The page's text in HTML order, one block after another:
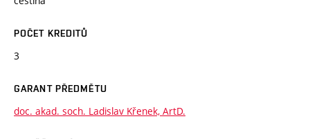
POČET KREDITŮ
3
GARANT PŘEDMĚTU
doc. akad. soch. Ladislav Křenek, ArtD.